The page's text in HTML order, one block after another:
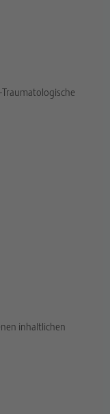
inhaltlichen